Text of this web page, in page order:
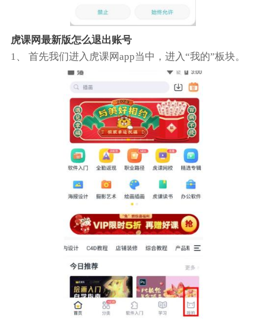
虎课网最新版怎么退出账号
1、 首先我们进入虎课网app当中，进入“我的”板块。